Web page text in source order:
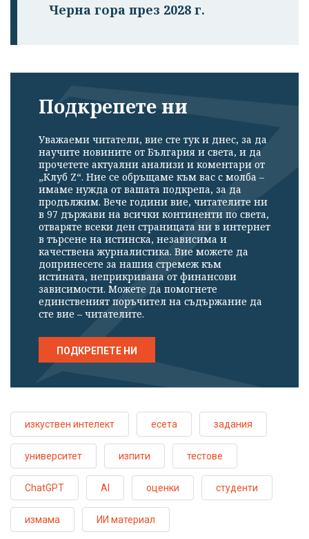
Черна гора през 2028 г.
Подкрепете ни
Уважаеми читатели, вие сте тук и днес, за да
научите новините от България и света, и да
прочетете актуални анализи и коментари от
„Клуб Z“. Ние се обръщаме към вас с молба –
имаме нужда от вашата подкрепа, за да
продължим. Вече години вие, читателите ни
в 97 държави на всички континенти по света,
отваряте всеки ден страницата ни в интернет
в търсене на истинска, независима и
качествена журналистика. Вие можете да
допринесете за нашия стремеж към
истината, неприкривана от финансови
зависимости. Можете да помогнете
единственият поръчител на съдържание да
сте вие – читателите.
ПОДКРЕПЕТЕ НИ
изкуствен интелект есета задания
университет изпити тестове
ChatGPT AI оценки студенти
измама ИИ материал